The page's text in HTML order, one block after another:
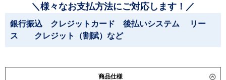
＼様々なお支払方法にご対応します！／
銀行振込 クレジットカード 後払いシステム リー
ス クレジット（割賦）など
商品仕様